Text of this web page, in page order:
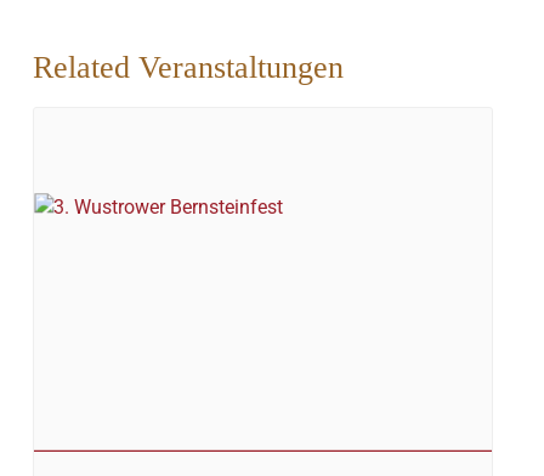
Related Veranstaltungen